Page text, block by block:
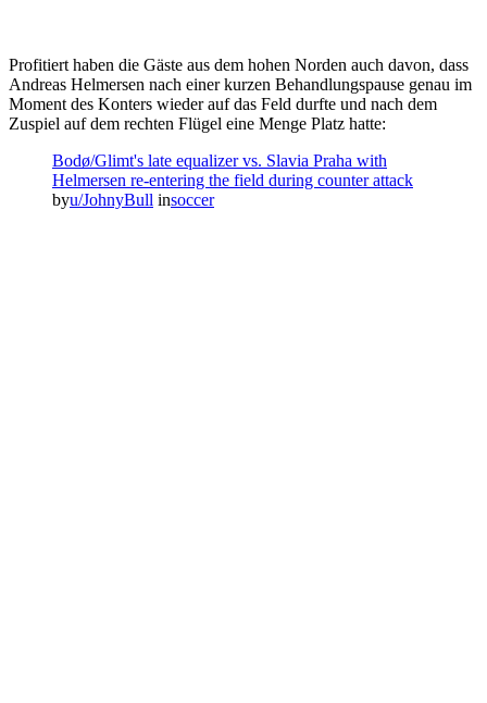
Profitiert haben die Gäste aus dem hohen Norden auch davon, dass
Andreas Helmersen nach einer kurzen Behandlungspause genau im
Moment des Konters wieder auf das Feld durfte und nach dem
Zuspiel auf dem rechten Flügel eine Menge Platz hatte:
Bodø/Glimt's late equalizer vs. Slavia Praha with
Helmersen re-entering the field during counter attack
byu/JohnyBull insoccer